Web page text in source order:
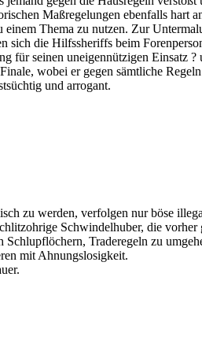
Maßregelungen ebenfalls hart
Thema zu nutzen. Zur
sich die Hilfssheriffs beim
für seinen uneigennützigen Einsatz
wobei er gegen sämtliche
und arrogant.
zu werden, verfolgen nur böse
Schwindelhuber, die
Traderegeln zu
mit Ahnungslosigkeit.